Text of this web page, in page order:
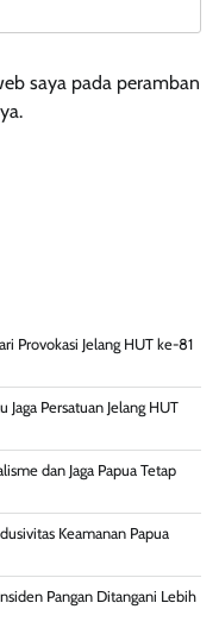
saya pada peramban
Provokasi Jelang HUT ke-81
Persatuan Jelang HUT
dan Jaga Papua Tetap
Keamanan Papua
Pangan Ditangani Lebih